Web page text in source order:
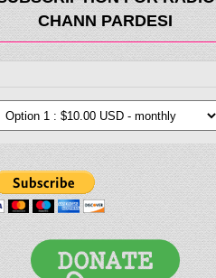
CHANN PARDESI